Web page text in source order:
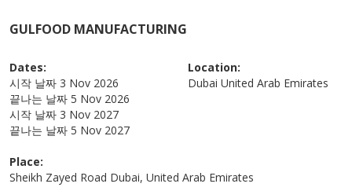
GULFOOD MANUFACTURING
Dates:
시작 날짜 3 Nov 2026
끝나는 날짜 5 Nov 2026
시작 날짜 3 Nov 2027
끝나는 날짜 5 Nov 2027
Location:
Dubai United Arab Emirates
Place:
Sheikh Zayed Road Dubai, United Arab Emirates